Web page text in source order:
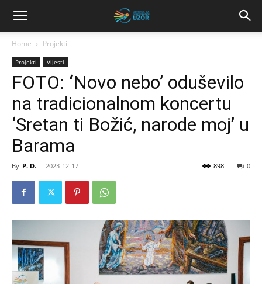
Home Projekti
Projekti Vijesti
FOTO: ‘Novo nebo’ oduševilo
na tradicionalnom koncertu
‘Sretan ti Božić, narode moj’ u
Barama
By P. D. - 2023-12-17 0
898